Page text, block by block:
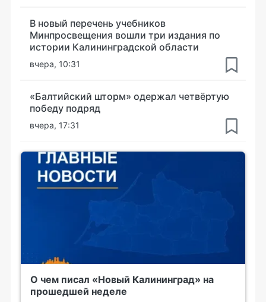
В новый перечень учебников
Минпросвещения вошли три издания по
истории Калининградской области
вчера, 10:31
«Балтийский шторм» одержал четвёртую
победу подряд
вчера, 17:31
О чем писал «Новый Калининград» на
прошедшей неделе